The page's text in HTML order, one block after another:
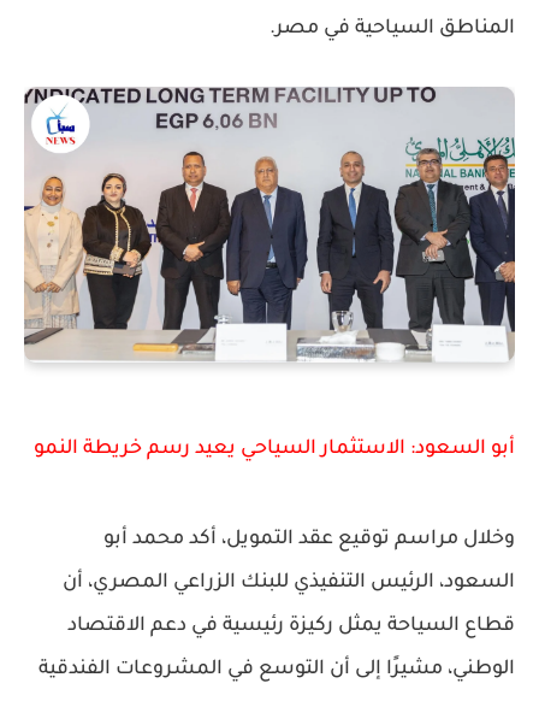
المناطق السياحية في مصر.
أبو السعود: الاستثمار السياحي يعيد رسم خريطة النمو
وخلال مراسم توقيع عقد التمويل، أكد محمد أبو
السعود، الرئيس التنفيذي للبنك الزراعي المصري، أن
قطاع السياحة يمثل ركيزة رئيسية في دعم الاقتصاد
الوطني، مشيرًا إلى أن التوسع في المشروعات الفندقية